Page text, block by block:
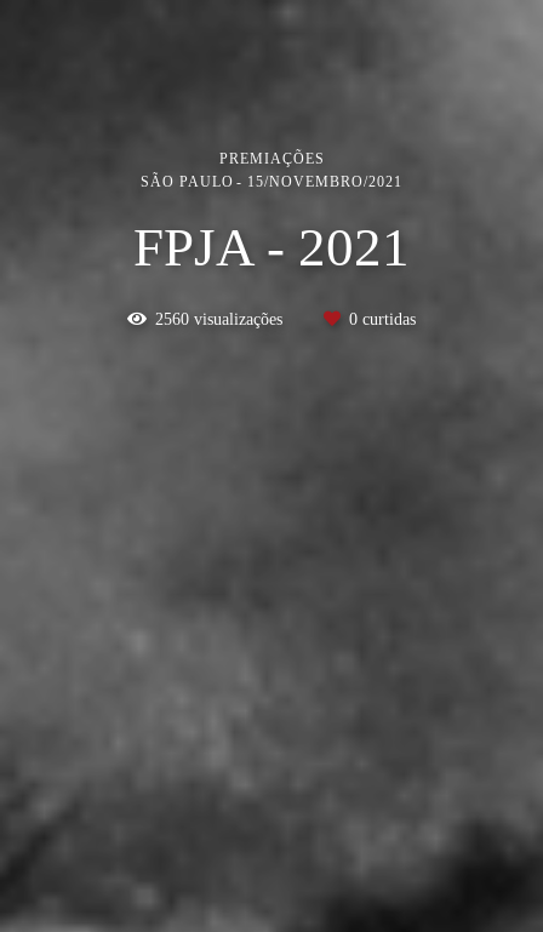
PREMIAÇÕES
SÃO PAULO
15/NOVEMBRO/2021
FPJA - 2021
2560 visualizações 0 curtidas